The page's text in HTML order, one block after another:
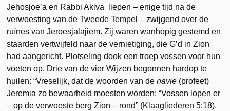
Jehosjoe’a en Rabbi Akiva liepen – enige tijd na de
verwoesting van de Tweede Tempel – zwijgend over de
ruïnes van Jeroesjalajiem. Zij waren wanhopig gestemd en
staarden vertwijfeld naar de vernietiging, die G’d in Zion
had aangericht. Plotse­ling dook een troep vossen voor hun
voeten op. Drie van de vier Wijzen begonnen hardop te
huilen: “Vreselijk, dat de woorden van denavie (profeet)
Jeremia zo bewaarheid moesten worden: “Vossen lopen er
– op de verwoeste berg Zion – rond” (Klaagliederen 5:18).